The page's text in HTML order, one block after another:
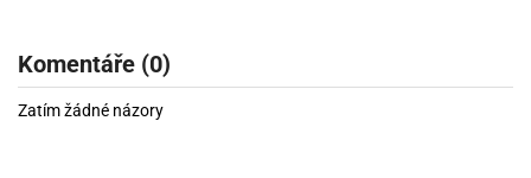
Komentáře (0)
Zatím žádné názory